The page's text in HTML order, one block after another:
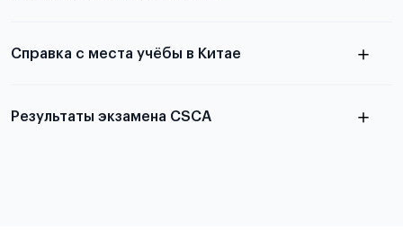
Справка с места учёбы в Китае
Результаты экзамена CSCA